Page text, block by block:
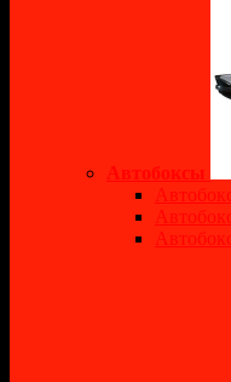
Автобоксы